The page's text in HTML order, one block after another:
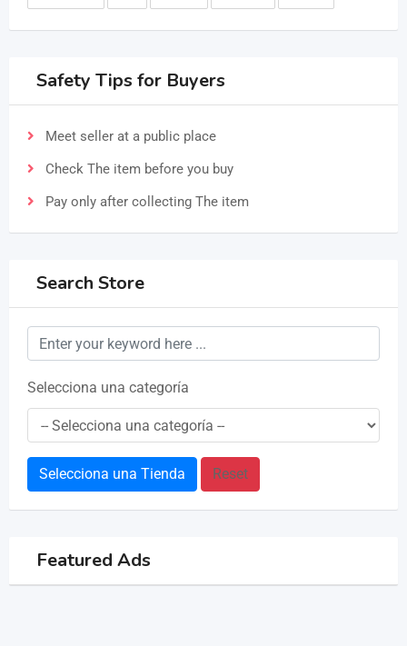
Safety Tips for Buyers
Meet seller at a public place
Check The item before you buy
Pay only after collecting The item
Search Store
Selecciona una categoría
Selecciona una Tienda Reset
Featured Ads